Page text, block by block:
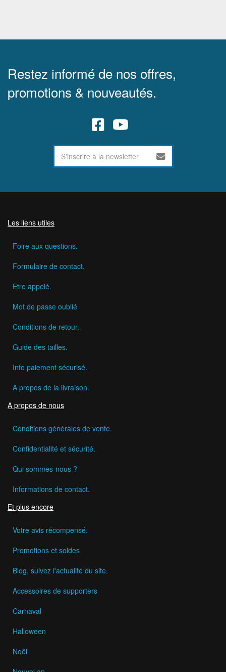
Restez informé de nos offres,
promotions & nouveautés.
Les liens utiles
Foire aux questions.
Formulaire de contact.
Etre appelé.
Mot de passe oublié
Conditions de retour.
Guide des tailles.
Info paiement sécurisé.
A propos de la livraison.
A propos de nous
Conditions générales de vente.
Confidentialité et sécurité.
Qui sommes-nous ?
Informations de contact.
Et plus encore
Votre avis récompensé.
Promotions et soldes
Blog, suivez l'actualité du site.
Accessoires de supporters
Carnaval
Halloween
Noël